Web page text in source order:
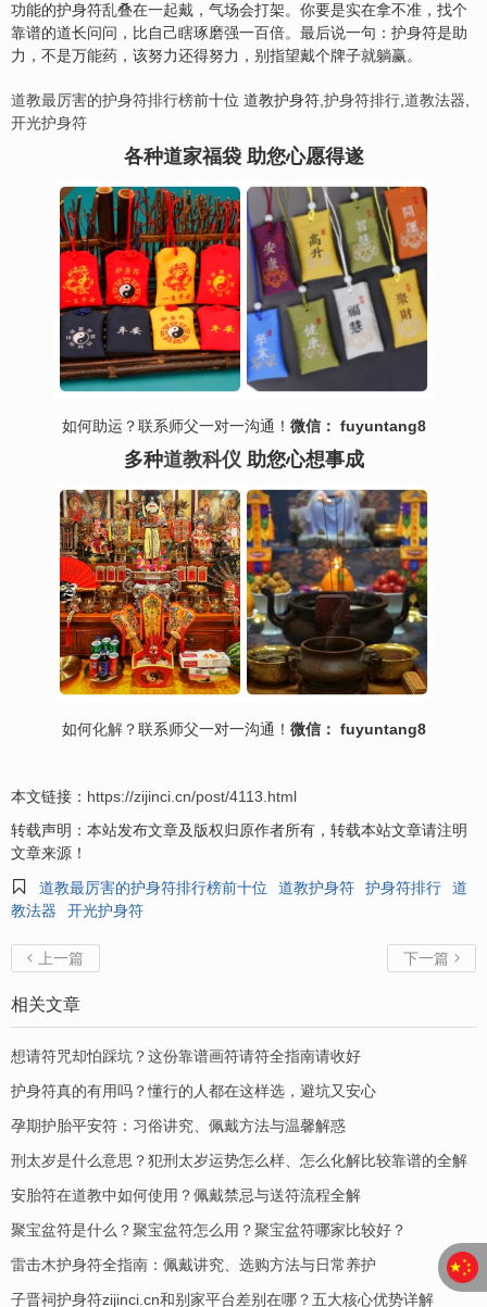
功能的护身符乱叠在一起戴，气场会打架。你要是实在拿不准，找个
靠谱的道长问问，比自己瞎琢磨强一百倍。最后说一句：护身符是助
力，不是万能药，该努力还得努力，别指望戴个牌子就躺赢。
道教最厉害的护身符排行榜前十位 道教护身符,护身符排行,道教法器,
开光护身符
各种道家福袋 助您心愿得遂
如何助运？联系师父一对一沟通！ 微信： fuyuntang8
多种道教科仪助您心想事成
如何化解？联系师父一对一沟通！ 微信： fuyuntang8
本文链接： https://zijinci.cn/post/4113.html
转载声明：本站发布文章及版权归原作者所有，转载本站文章请注明
文章来源！

道教最厉害的护身符排行榜前十位 道教护身符 护身符排行
道
教法器
开光护身符
 上一篇 下一篇 
相关文章
想请符咒却怕踩坑？这份靠谱画符请符全指南请收好
护身符真的有用吗？懂行的人都在这样选，避坑又安心
孕期护胎平安符：习俗讲究、佩戴方法与温馨解惑
刑太岁是什么意思？犯刑太岁运势怎么样、怎么化解比较靠谱的全解
安胎符在道教中如何使用？佩戴禁忌与送符流程全解
聚宝盆符是什么？聚宝盆符怎么用？聚宝盆符哪家比较好？
​雷击木护身符全指南：佩戴讲究、选购方法与日常养护
子晋祠护身符zijinci.cn和别家平台差别在哪？五大核心优势详解